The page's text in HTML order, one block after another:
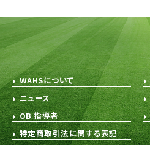
WAHSについて
ニュース
OB 指導者
特定商取引法に関する表記